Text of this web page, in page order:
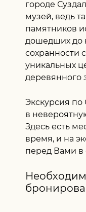
Выберите
городе
музей, ведь
памятников
дошедших до
сохранности
уникальных
деревянного
Экскурсия по
в
Здесь есть
время, и на
перед Вами в